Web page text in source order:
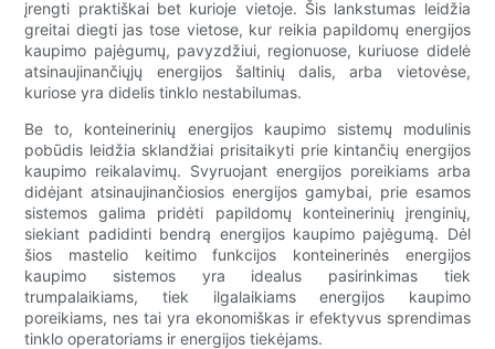
įrengti praktiškai bet kurioje vietoje. Šis lankstumas leidžia
greitai diegti jas tose vietose, kur reikia papildomų energijos
kaupimo pajėgumų, pavyzdžiui, regionuose, kuriuose didelė
atsinaujinančiųjų energijos šaltinių dalis, arba vietovėse,
kuriose yra didelis tinklo nestabilumas.
Be to, konteinerinių energijos kaupimo sistemų modulinis
pobūdis leidžia sklandžiai prisitaikyti prie kintančių energijos
kaupimo reikalavimų. Svyruojant energijos poreikiams arba
didėjant atsinaujinančiosios energijos gamybai, prie esamos
sistemos galima pridėti papildomų konteinerinių įrenginių,
siekiant padidinti bendrą energijos kaupimo pajėgumą. Dėl
šios mastelio keitimo funkcijos konteinerinės energijos
kaupimo sistemos yra idealus pasirinkimas tiek
trumpalaikiams, tiek ilgalaikiams energijos kaupimo
poreikiams, nes tai yra ekonomiškas ir efektyvus sprendimas
tinklo operatoriams ir energijos tiekėjams.